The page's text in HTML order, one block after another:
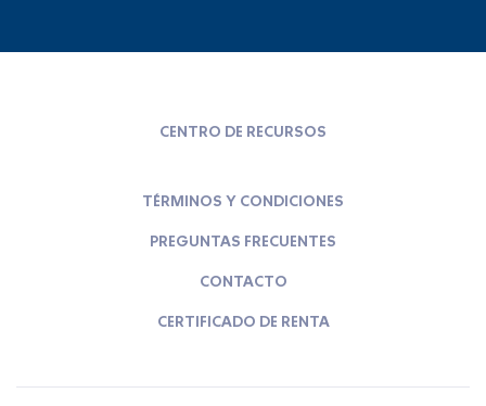
CENTRO DE RECURSOS
TÉRMINOS Y CONDICIONES
PREGUNTAS FRECUENTES
CONTACTO
CERTIFICADO DE RENTA